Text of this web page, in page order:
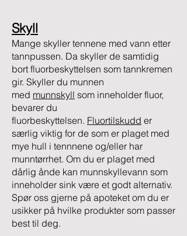
Skyll
Mange skyller tennene med vann etter
tannpussen. Da skyller de samtidig
bort fluorbeskyttelsen som tannkremen
gir. Skyller du munnen
med munnskyll som inneholder fluor,
bevarer du
fluorbeskyttelsen. Fluortilskudd er
særlig viktig for de som er plaget med
mye hull i tennnene og/eller har
munntørrhet. Om du er plaget med
dårlig ånde kan munnskyllevann som
inneholder sink være et godt alternativ.
Spør oss gjerne på apoteket om du er
usikker på hvilke produkter som passer
best til deg.